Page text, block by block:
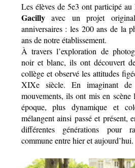
Les élèves de 5e3 ont participé au
Gacilly avec un projet
anniversaires : les 200 ans de la
ans de notre établissement.
À travers l’exploration de
noir et blanc, ils ont découvert
collège et observé les attitudes
XIXe siècle. En imaginant de
mouvements, ils ont mis en scène
époque, plus dynamique et
mélangent ainsi passé et présent,
différentes générations pour
commune entre hier et aujourd’hui.